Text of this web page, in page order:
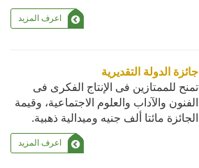
اعرف المزيد
جائزة الدولة التقديرية
تمنح للممتازين فى الإنتاج الفكرى فى
الفنون والآداب والعلوم الاجتماعية، وقيمة
الجائزة مائتا ألف جنيه وميدالية ذهبية.
اعرف المزيد